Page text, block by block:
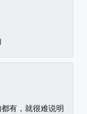
有，就很难说明